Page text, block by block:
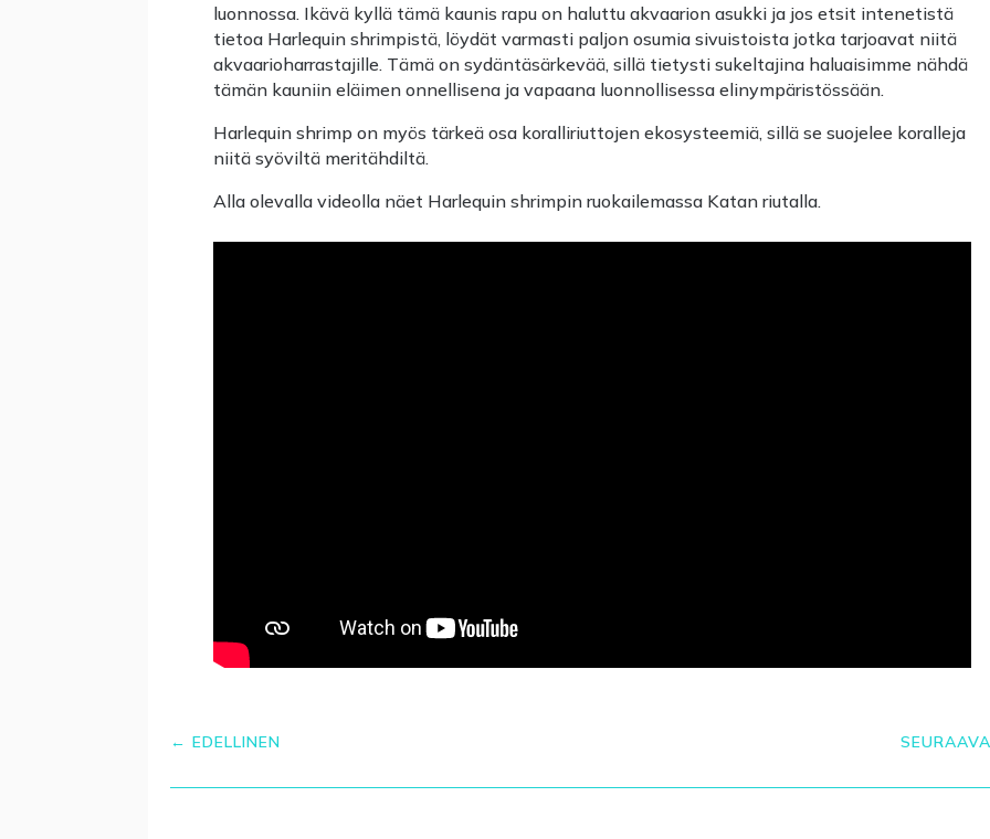
luonnossa. Ikävä kyllä tämä kaunis rapu on haluttu akvaarion asukki ja jos etsit intenetistä
tietoa Harlequin shrimpistä, löydät varmasti paljon osumia sivuistoista jotka tarjoavat niitä
akvaarioharrastajille. Tämä on sydäntäsärkevää, sillä tietysti sukeltajina haluaisimme nähdä
tämän kauniin eläimen onnellisena ja vapaana luonnollisessa elinympäristössään.
Harlequin shrimp on myös tärkeä osa koralliriuttojen ekosysteemiä, sillä se suojelee koralleja
niitä syöviltä meritähdiltä.
Alla olevalla videolla näet Harlequin shrimpin ruokailemassa Katan riutalla.
←EDELLINEN SEURAAVA